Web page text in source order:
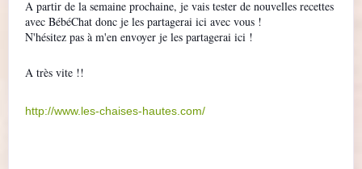
A partir de la semaine prochaine, je vais tester de nouvelles recettes
avec BébéChat donc je les partagerai ici avec vous !
N'hésitez pas à m'en envoyer je les partagerai ici !
A très vite !!
http://www.les-chaises-hautes.com/